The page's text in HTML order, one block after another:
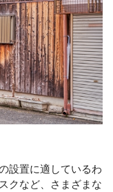
設置に適しているわ
クなど、さまざまな